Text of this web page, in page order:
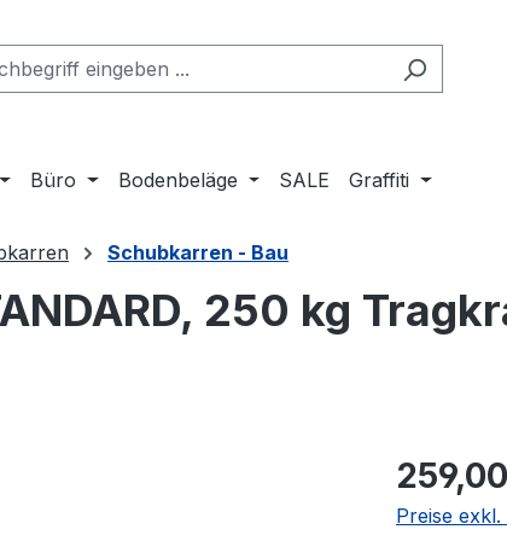
Büro Bodenbeläge SALE Graffiti
Schubkarren - Bau
250 kg
Regulärer
Preise